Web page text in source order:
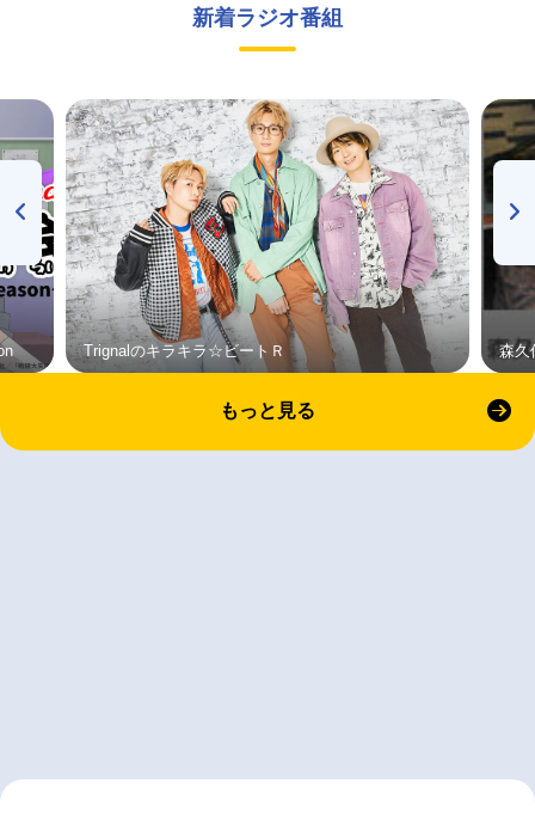
新着ラジオ番組
Trignalのキラキラ☆ビートＲ 森久
もっと見る